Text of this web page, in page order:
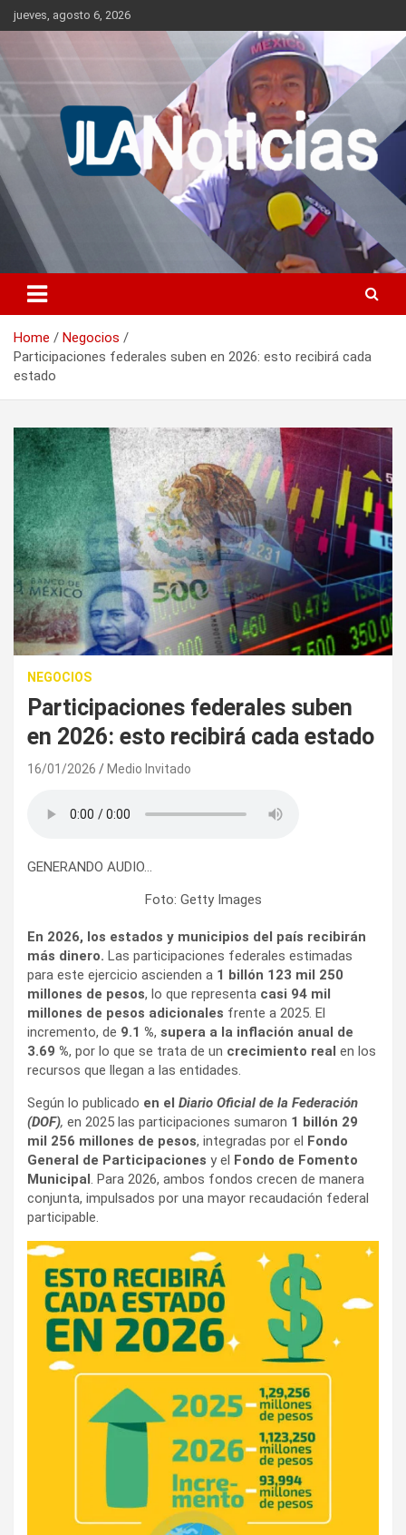
Skip
to
jueves, agosto 6, 2026
Jlanoticias
Información relevante en tiempo real.
Home
Negocios
Participaciones federales suben en 2026: esto recibirá cada
estado
NEGOCIOS
Participaciones federales suben
en 2026: esto recibirá cada estado
16/01/2026 Medio Invitado
GENERANDO AUDIO…
Foto: Getty Images
En 2026, los estados y municipios del país recibirán
más dinero. Las participaciones federales estimadas
para este ejercicio ascienden a 1 billón 123 mil 250
millones de pesos, lo que representa casi 94 mil
millones de pesos adicionales frente a 2025. El
incremento, de 9.1 %, supera a la inflación anual de
3.69 %, por lo que se trata de un crecimiento real en los
recursos que llegan a las entidades.
Según lo publicado en el Diario Oficial de la Federación
(DOF), en 2025 las participaciones sumaron 1 billón 29
mil 256 millones de pesos, integradas por el Fondo
General de Participaciones y el Fondo de Fomento
Municipal. Para 2026, ambos fondos crecen de manera
conjunta, impulsados por una mayor recaudación federal
participable.